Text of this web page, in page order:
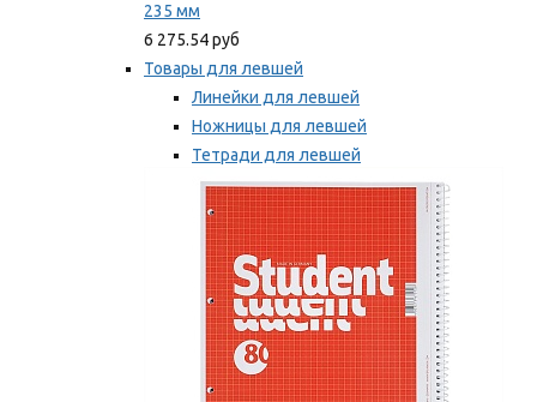
235 мм
6 275.54 руб
Товары для левшей
Линейки для левшей
Ножницы для левшей
Тетради для левшей
Точилки для левшей
Мы рекомендуем